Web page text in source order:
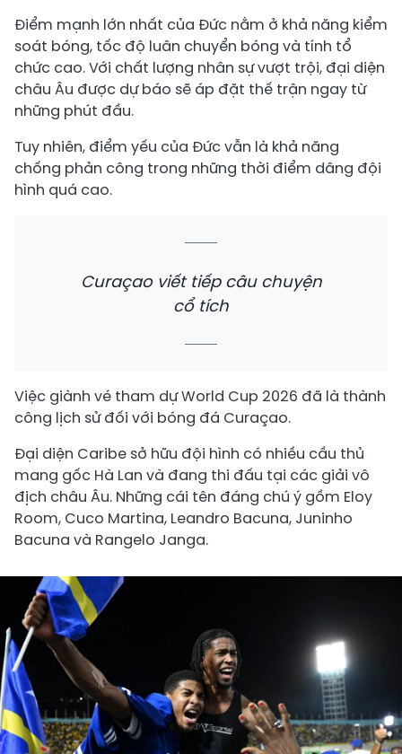
Điểm mạnh lớn nhất của Đức nằm ở khả năng kiểm
soát bóng, tốc độ luân chuyển bóng và tính tổ
chức cao. Với chất lượng nhân sự vượt trội, đại diện
châu Âu được dự báo sẽ áp đặt thế trận ngay từ
những phút đầu.
Tuy nhiên, điểm yếu của Đức vẫn là khả năng
chống phản công trong những thời điểm dâng đội
hình quá cao.
Curaçao viết tiếp câu chuyện
cổ tích
Việc giành vé tham dự World Cup 2026 đã là thành
công lịch sử đối với bóng đá Curaçao.
Đại diện Caribe sở hữu đội hình có nhiều cầu thủ
mang gốc Hà Lan và đang thi đấu tại các giải vô
địch châu Âu. Những cái tên đáng chú ý gồm Eloy
Room, Cuco Martina, Leandro Bacuna, Juninho
Bacuna và Rangelo Janga.